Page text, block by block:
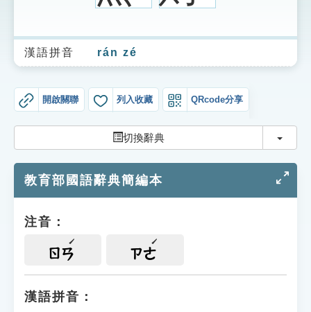
生字詞彙表
成語故事
索引選單
單字索引
遊戲專區
漢語拼音 rán zé
開啟關聯 列入收藏 QRcode分享
切換辭典 切換
教育部國語辭典簡編本
注音：
ㄖㄢ ㄗㄜ
漢語拼音：